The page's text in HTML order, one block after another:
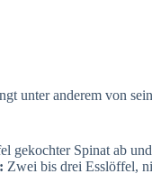
unter anderem von
gekochter Spinat ab
Zwei bis drei Esslöffel,